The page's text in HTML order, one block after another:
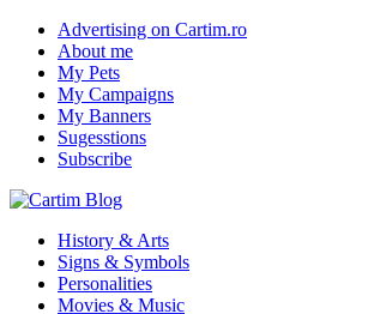
Advertising on Cartim.ro
About me
My Pets
My Campaigns
My Banners
Sugesstions
Subscribe
History & Arts
Signs & Symbols
Personalities
Movies & Music